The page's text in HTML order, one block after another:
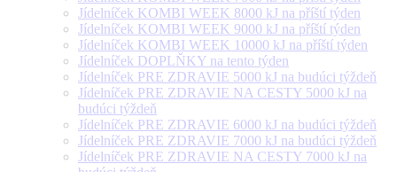
Jídelníček KOMBI WEEK 8000 kJ na příští týden
Jídelníček KOMBI WEEK 9000 kJ na příští týden
Jídelníček KOMBI WEEK 10000 kJ na příští týden
Jídelníček DOPLŇKY na tento týden
Jídelníček PRE ZDRAVIE 5000 kJ na budúci týždeň
Jídelníček PRE ZDRAVIE NA CESTY 5000 kJ na
budúci týždeň
Jídelníček PRE ZDRAVIE 6000 kJ na budúci týždeň
Jídelníček PRE ZDRAVIE 7000 kJ na budúci týždeň
Jídelníček PRE ZDRAVIE NA CESTY 7000 kJ na